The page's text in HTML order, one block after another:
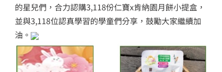
的星兒們，合力認購3,118份仁寶x肯納園月餅小提盒，
並與3,118位認真學習的學童們分享，鼓勵大家繼續加
油。